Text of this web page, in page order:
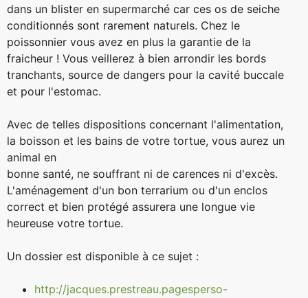
dans un blister en supermarché car ces os de seiche
conditionnés sont rarement naturels. Chez le
poissonnier vous avez en plus la garantie de la
fraicheur ! Vous veillerez à bien arrondir les bords
tranchants, source de dangers pour la cavité buccale
et pour l'estomac.
Avec de telles dispositions concernant l'alimentation,
la boisson et les bains de votre tortue, vous aurez un
animal en
bonne santé, ne souffrant ni de carences ni d'excès.
L'aménagement d'un bon terrarium ou d'un enclos
correct et bien protégé assurera une longue vie
heureuse votre tortue.
Un dossier est disponible à ce sujet :
http://jacques.prestreau.pagesperso-